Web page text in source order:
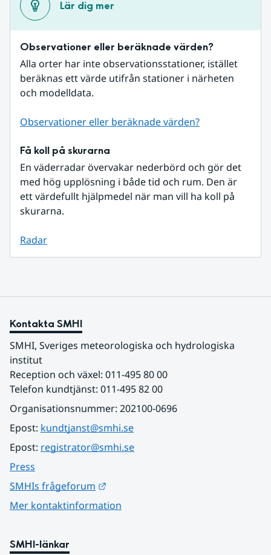
Lär dig mer
Observationer eller beräknade värden?
Alla orter har inte observationsstationer, istället
beräknas ett värde utifrån stationer i närheten
och modelldata.
Observationer eller beräknade värden?
Få koll på skurarna
En väderradar övervakar nederbörd och gör det
med hög upplösning i både tid och rum. Den är
ett värdefullt hjälpmedel när man vill ha koll på
skurarna.
Radar
Kontakta SMHI
SMHI, Sveriges meteorologiska och hydrologiska
institut
Reception och växel: 011-495 80 00
Telefon kundtjänst: 011-495 82 00
Organisationsnummer: 202100-0696
Epost: kundtjanst@smhi.se
Epost: registrator@smhi.se
Press
SMHIs frågeforum
Mer kontaktinformation
SMHI-länkar